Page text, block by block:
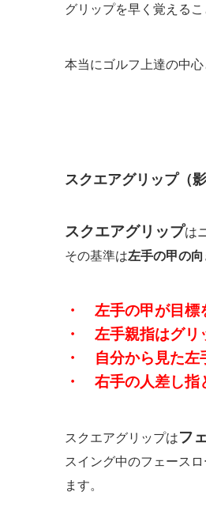
グリップを早く覚える
本当にゴルフ上達の中
スクエアグリップ（
スクエアグリップは
その基準は左手の甲の
・ 左手の甲が目標
・ 左手親指はグリ
・ 自分から見た左
・ 右手の人差し指
スクエアグリップはフ
スイング中のフェース
ます。